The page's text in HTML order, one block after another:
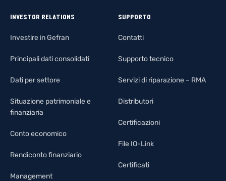
INVESTOR RELATIONS
Investire in Gefran
Principali dati consolidati
Dati per settore
Situazione patrimoniale e
finanziaria
Conto economico
Rendiconto finanziario
Management
SUPPORTO
Contatti
Supporto tecnico
Servizi di riparazione – RMA
Distributori
Certificazioni
File IO-Link
Certificati